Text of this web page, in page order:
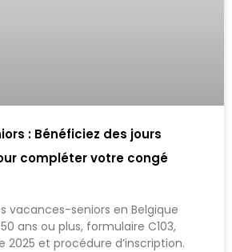
: Bénéficiez des jours
compléter votre congé
vacances-seniors en Belgique
ans ou plus, formulaire C103,
2025 et procédure d’inscription.